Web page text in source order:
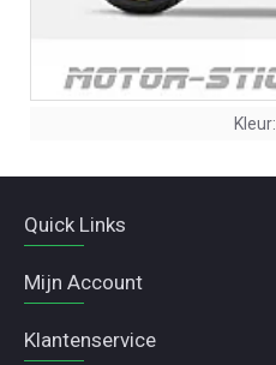
Kleur:
Quick Links
Mijn Account
Klantenservice